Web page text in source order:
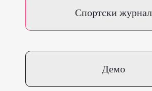
Спортски журнал
Демо